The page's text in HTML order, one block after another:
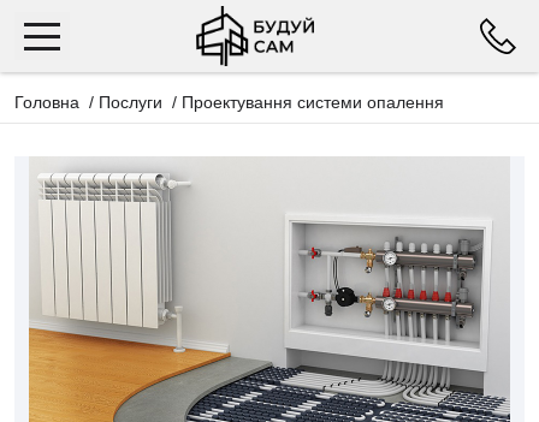
Головна / Послуги / Проектування системи опалення